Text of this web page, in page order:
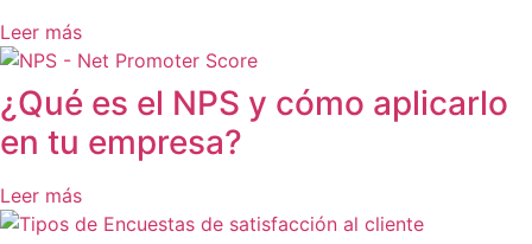
Leer más
¿Qué es el NPS y cómo aplicarlo
en tu empresa?
Leer más